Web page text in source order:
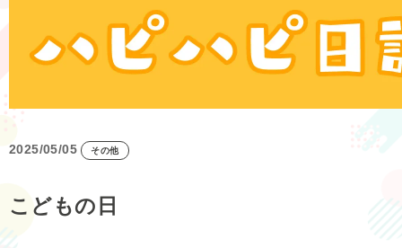
2025/05/05 その他
こどもの日